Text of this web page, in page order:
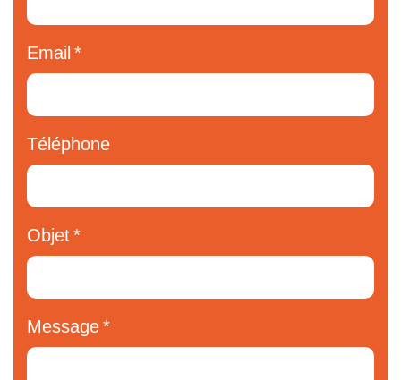
Email
Téléphone
Objet
Message